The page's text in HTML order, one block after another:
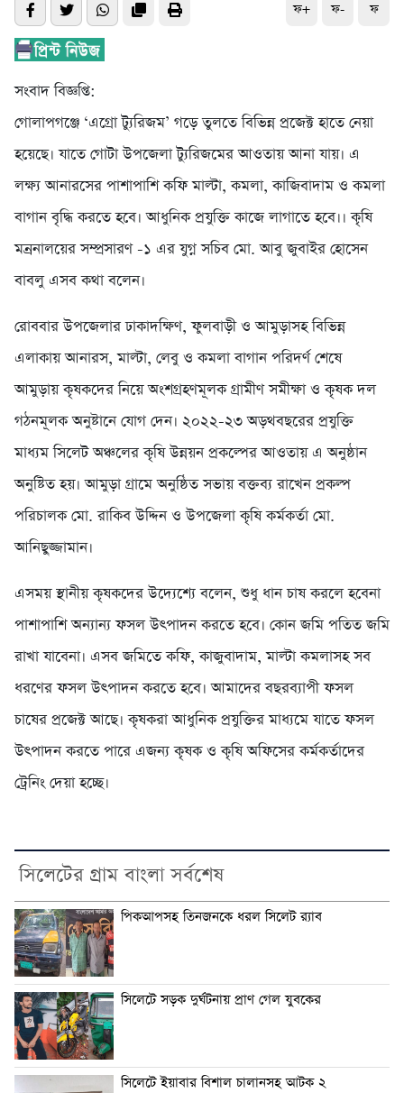
ফ+ ফ- ফ
সংবাদ বিজ্ঞপ্তি:
গোলাপগঞ্জে ‘এগ্রো ট্যুরিজম’ গড়ে তুলতে বিভিন্ন প্রজেক্ট হাতে নেয়া
হয়েছে। যাতে গোটা উপজেলা ট্যুরিজমের আওতায় আনা যায়। এ
লক্ষ্য আনারসের পাশাপাশি কফি মাল্টা, কমলা, কাজিবাদাম ও কমলা
বাগান বৃদ্ধি করতে হবে। আধুনিক প্রযুক্তি কাজে লাগাতে হবে।। কৃষি
মন্রনালয়ের সম্প্রসারণ -১ এর যুগ্ন সচিব মো. আবু জুবাইর হোসেন
বাবলু এসব কথা বলেন।
রোববার উপজেলার ঢাকাদক্ষিণ, ফুলবাড়ী ও আমুড়াসহ বিভিন্ন
এলাকায় আনারস, মাল্টা, লেবু ও কমলা বাগান পরিদর্ণ শেষে
আমুড়ায় কৃষকদের নিয়ে অংশগ্রহণমূলক গ্রামীণ সমীক্ষা ও কৃষক দল
গঠনমূলক অনুষ্টানে যোগ দেন। ২০২২-২৩ অড়থবছরের প্রযুক্তি
মাধ্যম সিলেট অঞ্চলের কৃষি উন্নয়ন প্রকল্পের আওতায় এ অনুষ্ঠান
অনুষ্টিত হয়। আমুড়া গ্রামে অনুষ্ঠিত সভায় বক্তব্য রাখেন প্রকল্প
পরিচালক মো. রাকিব উদ্দিন ও উপজেলা কৃষি কর্মকর্তা মো.
আনিছুজ্জামান।
এসময় স্থানীয় কৃষকদের উদ্যেশ্যে বলেন, শুধু ধান চাষ করলে হবেনা
পাশাপাশি অন্যান্য ফসল উৎপাদন করতে হবে। কোন জমি পতিত জমি
রাখা যাবেনা। এসব জমিতে কফি, কাজুবাদাম, মাল্টা কমলাসহ সব
ধরণের ফসল উৎপাদন করতে হবে। আমাদের বছরব্যাপী ফসল
চাষের প্রজেক্ট আছে। কৃষকরা আধুনিক প্রযুক্তির মাধ্যমে যাতে ফসল
উৎপাদন করতে পারে এজন্য কৃষক ও কৃষি অফিসের কর্মকর্তাদের
ট্রেনিং দেয়া হচ্ছে।
সিলেটের গ্রাম বাংলা সর্বশেষ
পিকআপসহ তিনজনকে ধরল সিলেট র‌্যাব
সিলেটে সড়ক দুর্ঘটনায় প্রাণ গেল যুবকের
সিলেটে ইয়াবার বিশাল চালানসহ আটক ২